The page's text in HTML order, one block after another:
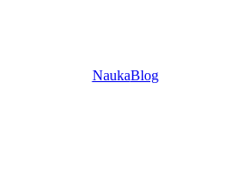
NaukaBlog